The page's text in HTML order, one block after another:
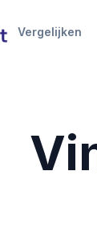
Vergelijken